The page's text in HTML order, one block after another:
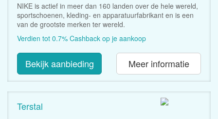
NIKE is actief in meer dan 160 landen over de hele wereld,
sportschoenen, kleding- en apparatuurfabrikant en is een
van de grootste merken ter wereld.
Verdien tot 0.7% Cashback op je aankoop
Bekijk aanbieding Meer informatie
Terstal